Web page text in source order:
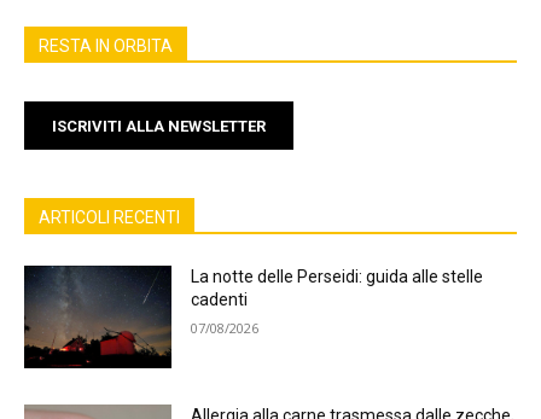
RESTA IN ORBITA
ISCRIVITI ALLA NEWSLETTER
ARTICOLI RECENTI
La notte delle Perseidi: guida alle stelle
cadenti
07/08/2026